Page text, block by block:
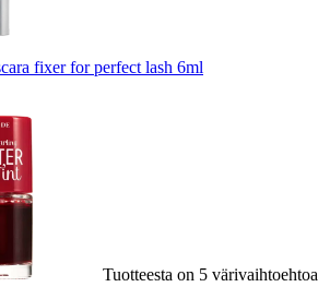
fixer for perfect lash 6ml
Tuotteesta on 5 värivaihtoehtoa